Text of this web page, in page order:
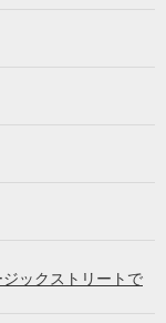
ックストリートで